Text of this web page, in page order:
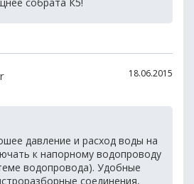
18.06.2015
давление и расход воды на
к напорному водопроводу
водопровода). Удобные
соединения,